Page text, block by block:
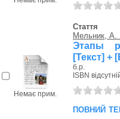
Немає прим.
Стаття
Мельник, А.
Этапы
[Текст] +
б.р.
ISBN
повний